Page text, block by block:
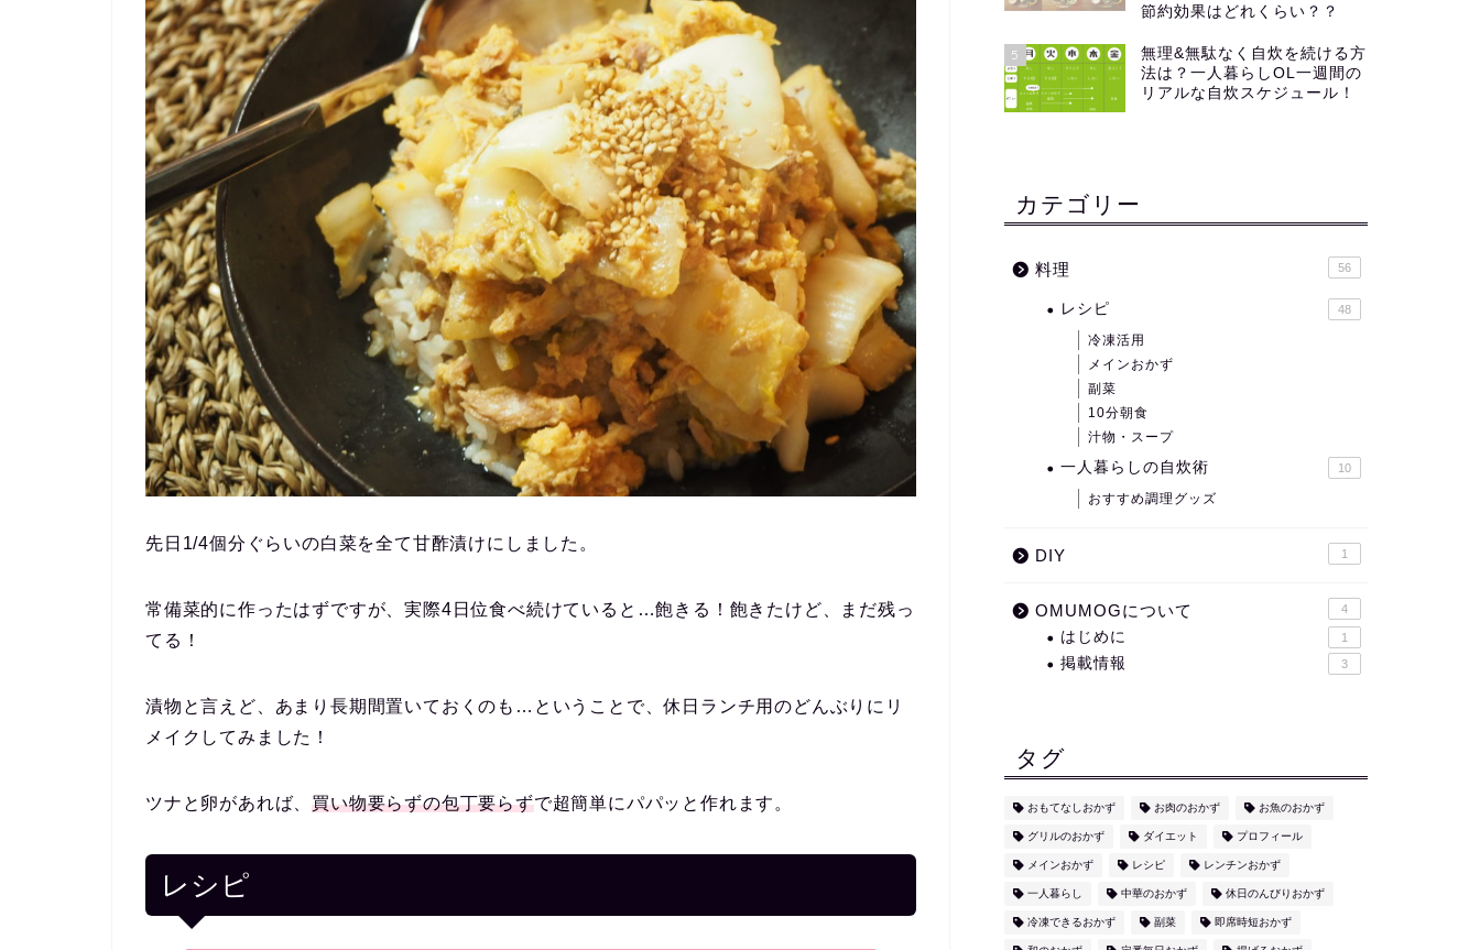
先日1/4個分ぐらいの白菜を全て甘酢漬けにしました。
常備菜的に作ったはずですが、実際4日位食べ続けていると…飽きる ！飽きたけど、
まだ残っ
てる ！
漬物と言えど、あまり長期間置いておくのも…ということで、休日ランチ用のどんぶりにリ
メイクしてみました！
ツナと卵があれば、買い物要らずの包丁要らずで超簡単にパパッと作れます。
レシピ
節約効果はどれくらい？？
5
無理&無駄なく自炊を続ける方
法は？一人暮らしOL一週間の
リアルな自炊スケジュール！
カテゴリー
料理 56
レシピ 48
冷凍活用
メインおかず
副菜
10分朝食
汁物・スープ
一人暮らしの自炊術 10
おすすめ調理グッズ
DIY 1
OMUMOGについて 4
はじめに 1
掲載情報 3
タグ
おもてなしおかず お肉のおかず お魚のおかず
グリルのおかず ダイエット プロフィール
メインおかず レシピ レンチンおかず
一人暮らし 中華のおかず 休日のんびりおかず
冷凍できるおかず 副菜 即席時短おかず